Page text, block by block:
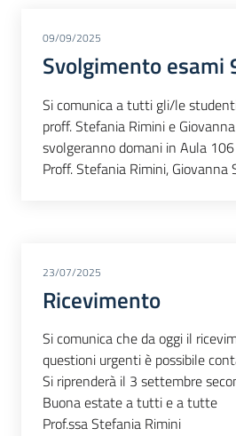
09/09/2025
Svolgimento esami
Si comunica a tutti gli/le
proff. Stefania Rimini e
svolgeranno domani in Aula
Proff. Stefania Rimini, Giovanna
23/07/2025
Ricevimento
Si comunica che da oggi il
questioni urgenti è possibile
Si riprenderà il 3 settembre
Buona estate a tutti e a tutte
Prof.ssa Stefania Rimini